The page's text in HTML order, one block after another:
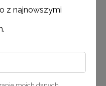
z najnowszymi